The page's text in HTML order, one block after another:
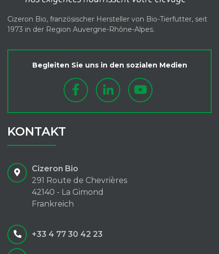
Cizeron Bio, französischer Hersteller von Bio-Tierfutter, seit
1973 in der Region Auvergne-Rhône-Alpes.
Begleiten Sie uns in den sozialen Medien
KONTAKT
Cizeron Bio
291 Route de Chevrières
42140 - La Gimond
Frankreich
+33 4 77 30 42 23